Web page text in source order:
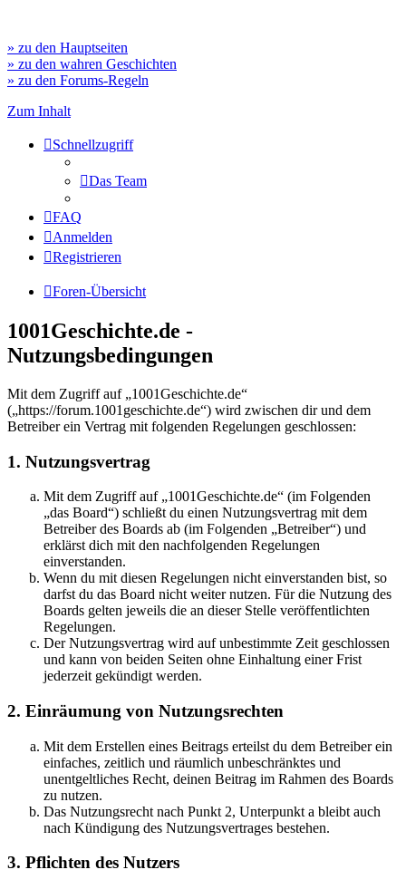
» zu den Hauptseiten
» zu den wahren Geschichten
» zu den Forums-Regeln
Zum Inhalt
Schnellzugriff
Das Team
FAQ
Anmelden
Registrieren
Foren-Übersicht
1001Geschichte.de -
Nutzungsbedingungen
Mit dem Zugriff auf „1001Geschichte.de“
(„https://forum.1001geschichte.de“) wird zwischen dir und dem
Betreiber ein Vertrag mit folgenden Regelungen geschlossen:
1. Nutzungsvertrag
Mit dem Zugriff auf „1001Geschichte.de“ (im Folgenden
„das Board“) schließt du einen Nutzungsvertrag mit dem
Betreiber des Boards ab (im Folgenden „Betreiber“) und
erklärst dich mit den nachfolgenden Regelungen
einverstanden.
Wenn du mit diesen Regelungen nicht einverstanden bist, so
darfst du das Board nicht weiter nutzen. Für die Nutzung des
Boards gelten jeweils die an dieser Stelle veröffentlichten
Regelungen.
Der Nutzungsvertrag wird auf unbestimmte Zeit geschlossen
und kann von beiden Seiten ohne Einhaltung einer Frist
jederzeit gekündigt werden.
2. Einräumung von Nutzungsrechten
Mit dem Erstellen eines Beitrags erteilst du dem Betreiber ein
einfaches, zeitlich und räumlich unbeschränktes und
unentgeltliches Recht, deinen Beitrag im Rahmen des Boards
zu nutzen.
Das Nutzungsrecht nach Punkt 2, Unterpunkt a bleibt auch
nach Kündigung des Nutzungsvertrages bestehen.
3. Pflichten des Nutzers